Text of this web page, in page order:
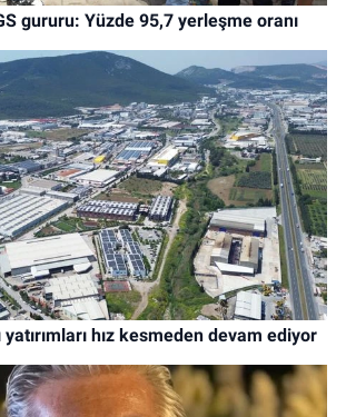
gururu: Yüzde 95,7 yerleşme oranı
yatırımları hız kesmeden devam ediyor